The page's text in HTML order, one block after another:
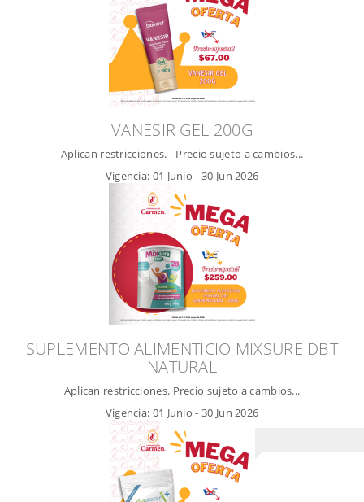
VANESIR GEL 200G
Aplican restricciones. - Precio sujeto a cambios...
Vigencia: 01 Junio - 30 Jun 2026
SUPLEMENTO ALIMENTICIO MIXSURE DBT
NATURAL
Aplican restricciones. Precio sujeto a cambios...
Vigencia: 01 Junio - 30 Jun 2026